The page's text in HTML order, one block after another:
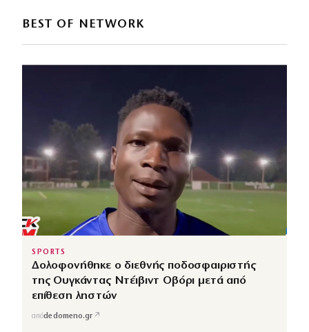
BEST OF NETWORK
SPORTS
Δολοφονήθηκε ο διεθνής ποδοσφαιριστής
της Ουγκάντας Ντέιβιντ Οβόρι μετά από
επίθεση ληστών
απόdedomeno.gr ↗